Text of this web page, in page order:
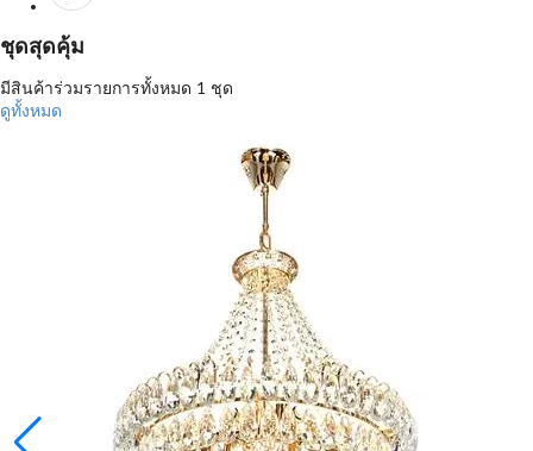
ชุดสุดคุ้ม
มีสินค้าร่วมรายการทั้งหมด 1 ชุด
ดูทั้งหมด